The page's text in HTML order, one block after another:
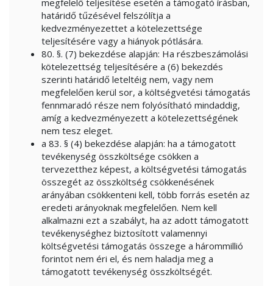
megfelelő teljesítése esetén a támogató írásban,
határidő tűzésével felszólítja a
kedvezményezettet a kötelezettsége
teljesítésére vagy a hiányok pótlására.
80. §. (7) bekezdése alapján: Ha részbeszámolási
kötelezettség teljesítésére a (6) bekezdés
szerinti határidő leteltéig nem, vagy nem
megfelelően kerül sor, a költségvetési támogatás
fennmaradó része nem folyósítható mindaddig,
amíg a kedvezményezett a kötelezettségének
nem tesz eleget.
a 83. § (4) bekezdése alapján: ha a támogatott
tevékenység összköltsége csökken a
tervezetthez képest, a költségvetési támogatás
összegét az összköltség csökkenésének
arányában csökkenteni kell, több forrás esetén az
eredeti arányoknak megfelelően. Nem kell
alkalmazni ezt a szabályt, ha az adott támogatott
tevékenységhez biztosított valamennyi
költségvetési támogatás összege a hárommillió
forintot nem éri el, és nem haladja meg a
támogatott tevékenység összköltségét.